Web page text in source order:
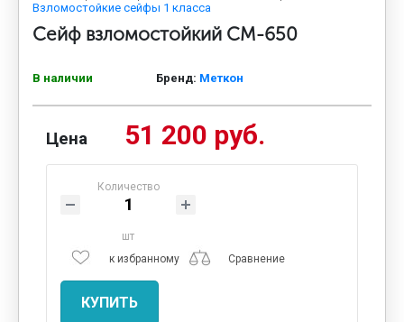
Взломостойкие сейфы 1 класса
Сейф взломостойкий СМ-650
В наличии Бренд: Меткон
Цена 51 200 руб.
Количество
шт
к избранному
Сравнение
КУПИТЬ